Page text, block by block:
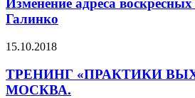
Изменение адреса
Галинко
15.10.2018
ТРЕНИНГ «ПРАКТИКИ
МОСКВА.